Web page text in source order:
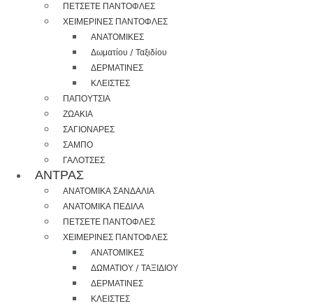
ΠΕΤΣΕΤΕ ΠΑΝΤΟΦΛΕΣ
ΧΕΙΜΕΡΙΝΕΣ ΠΑΝΤΟΦΛΕΣ
ΑΝΑΤΟΜΙΚΕΣ
Δωματίου / Ταξιδίου
ΔΕΡΜΑΤΙΝΕΣ
ΚΛΕΙΣΤΕΣ
ΠΑΠΟΥΤΣΙΑ
ΖΩΑΚΙΑ
ΣΑΓΙΟΝΑΡΕΣ
ΣΑΜΠΟ
ΓΑΛΟΤΣΕΣ
ΑΝΤΡΑΣ
ΑΝΑΤΟΜΙΚΑ ΣΑΝΔΑΛΙΑ
ΑΝΑΤΟΜΙΚΑ ΠΕΔΙΛΑ
ΠΕΤΣΕΤΕ ΠΑΝΤΟΦΛΕΣ
ΧΕΙΜΕΡΙΝΕΣ ΠΑΝΤΟΦΛΕΣ
ΑΝΑΤΟΜΙΚΕΣ
ΔΩΜΑΤΙΟΥ / ΤΑΞΙΔΙΟΥ
ΔΕΡΜΑΤΙΝΕΣ
ΚΛΕΙΣΤΕΣ